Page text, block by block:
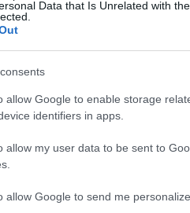
Data that Is Unrelated with
allow Google to enable storage
identifiers in apps.
allow my user data to be sent to
allow Google to send me
döntést hozott
az F1-ben